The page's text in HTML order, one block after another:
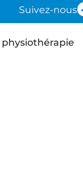
Suivez-nous
physiothérapie